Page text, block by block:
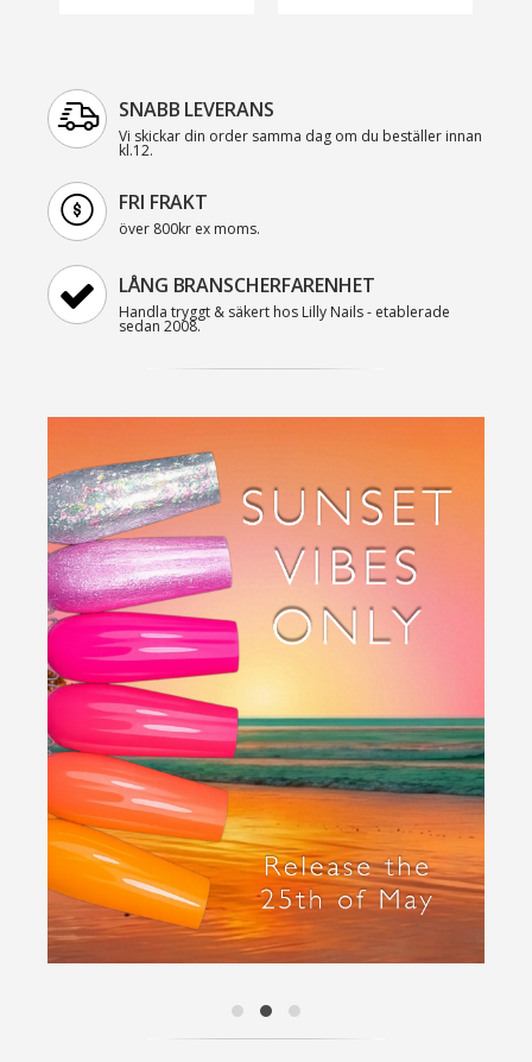
SNABB LEVERANS
Vi skickar din order samma dag om du beställer innan
kl.12.
FRI FRAKT
över 800kr ex moms.
LÅNG BRANSCHERFARENHET
Handla tryggt & säkert hos Lilly Nails - etablerade
sedan 2008.